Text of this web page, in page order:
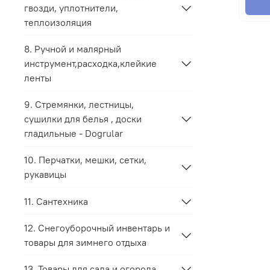
гвозди, уплотнители,
теплоизоляция
8. Ручной и малярный
инструмент,расходка,клейкие
ленты
9. Стремянки, лестницы,
сушилки для белья , доски
гладильные - Dogrular
10. Перчатки, мешки, сетки,
рукавицы
11. Сантехника
12. Снегоуборочный инвентарь и
товары для зимнего отдыха